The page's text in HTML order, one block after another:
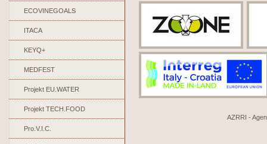
ECOVINEGOALS
ITACA
KEYQ+
MEDFEST
Projekt EU.WATER
Projekt TECH.FOOD
Pro.V.I.C.
AZRRI -